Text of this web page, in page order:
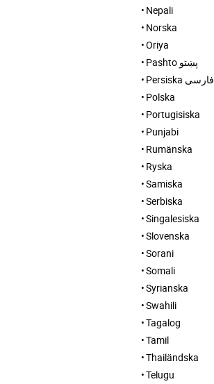
Nepali
Norska
Oriya
Pashto پښتو
Persiska فارسی
Polska
Portugisiska
Punjabi
Rumänska
Ryska
Samiska
Serbiska
Singalesiska
Slovenska
Sorani
Somali
Syrianska
Swahili
Tagalog
Tamil
Thailändska
Telugu